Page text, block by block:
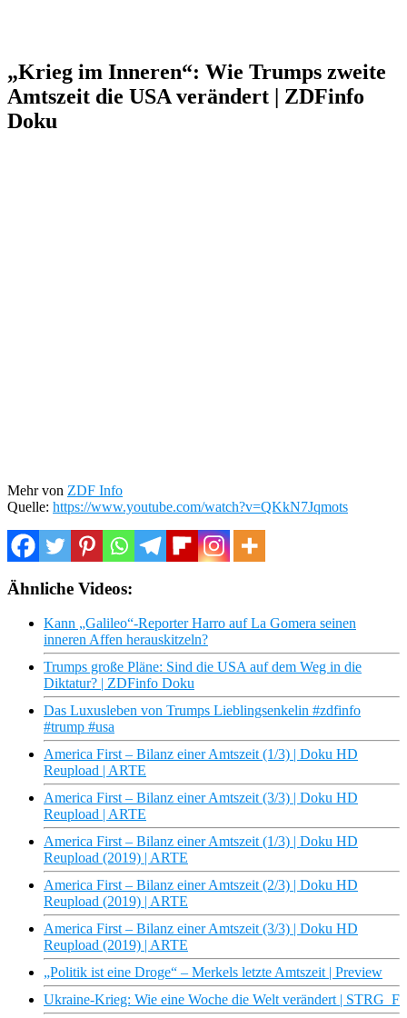
„Krieg im Inneren“: Wie Trumps zweite
Amtszeit die USA verändert | ZDFinfo
Doku
Mehr von ZDF Info
Quelle: https://www.youtube.com/watch?v=QKkN7Jqmots
Ähnliche Videos:
Kann „Galileo“-Reporter Harro auf La Gomera seinen
inneren Affen herauskitzeln?
Trumps große Pläne: Sind die USA auf dem Weg in die
Diktatur? | ZDFinfo Doku
Das Luxusleben von Trumps Lieblingsenkelin #zdfinfo
#trump #usa
America First – Bilanz einer Amtszeit (1/3) | Doku HD
Reupload | ARTE
America First – Bilanz einer Amtszeit (3/3) | Doku HD
Reupload | ARTE
America First – Bilanz einer Amtszeit (1/3) | Doku HD
Reupload (2019) | ARTE
America First – Bilanz einer Amtszeit (2/3) | Doku HD
Reupload (2019) | ARTE
America First – Bilanz einer Amtszeit (3/3) | Doku HD
Reupload (2019) | ARTE
„Politik ist eine Droge“ – Merkels letzte Amtszeit | Preview
Ukraine-Krieg: Wie eine Woche die Welt verändert | STRG_F